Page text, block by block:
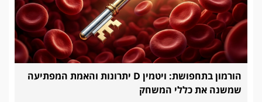
הורמון בתחפושת: ויטמין D יתרונות והאמת המפתיעה
שמשנה את כללי המשחק